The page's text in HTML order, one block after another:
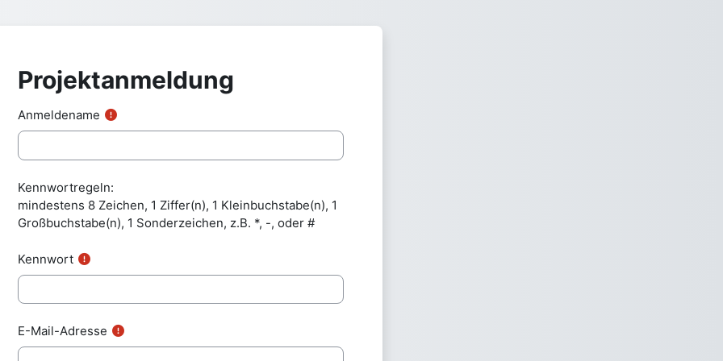
Projektanmeldung
Anmeldename
Kennwortregeln:
mindestens 8 Zeichen, 1 Ziffer(n), 1 Kleinbuchstabe(n), 1
Großbuchstabe(n), 1 Sonderzeichen, z.B. *, -, oder #
Kennwort
E-Mail-Adresse